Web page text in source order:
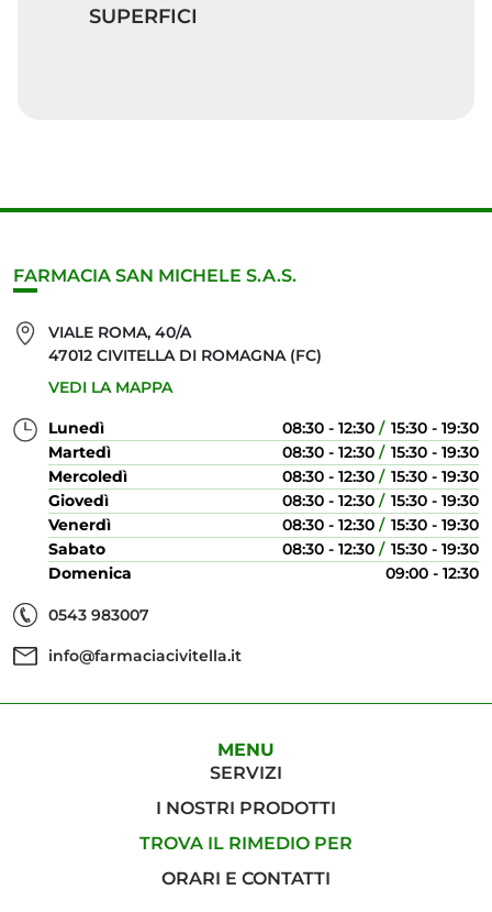
SUPERFICI
FARMACIA SAN MICHELE S.A.S.
VIALE ROMA, 40/A
47012 CIVITELLA DI ROMAGNA (FC)
VEDI LA MAPPA
Lunedì 08:30 - 12:30
15:30 - 19:30
Martedì
08:30 - 12:30
15:30 - 19:30
Mercoledì
08:30 - 12:30
15:30 - 19:30
Giovedì
08:30 - 12:30
15:30 - 19:30
Venerdì
08:30 - 12:30
15:30 - 19:30
Sabato
08:30 - 12:30
15:30 - 19:30
Domenica
09:00 - 12:30
0543 983007
info@farmaciacivitella.it
MENU
SERVIZI
I NOSTRI PRODOTTI
TROVA IL RIMEDIO PER
ORARI E CONTATTI